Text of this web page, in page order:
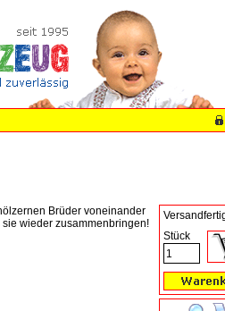
Brüder voneinander
sie wieder zusammenbringen!
Stück